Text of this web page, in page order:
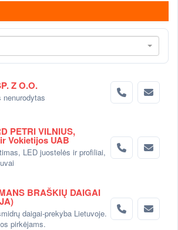
Z O.O.
nenurodytas
PETRI VILNIUS,
Vokietijos UAB
LED juostelės ir profiliai,
BRAŠKIŲ DAIGAI
daigai-prekyba Lietuvoje.
pirkėjams.